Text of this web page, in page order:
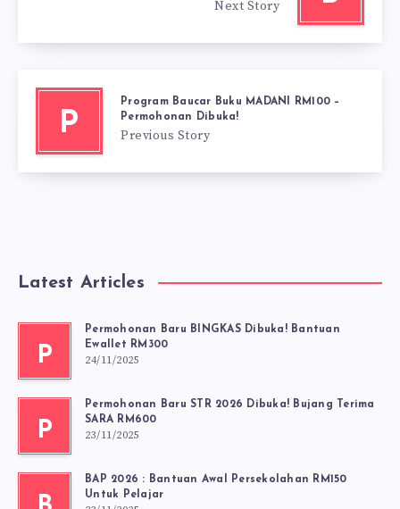
Next Story
P
Program Baucar Buku MADANI RM100 –
Permohonan Dibuka!
Previous Story
Latest Articles
P
Permohonan Baru BINGKAS Dibuka! Bantuan
Ewallet RM300
24/11/2025
P
Permohonan Baru STR 2026 Dibuka! Bujang Terima
SARA RM600
23/11/2025
BAP 2026 : Bantuan Awal Persekolahan RM150
Untuk Pelajar